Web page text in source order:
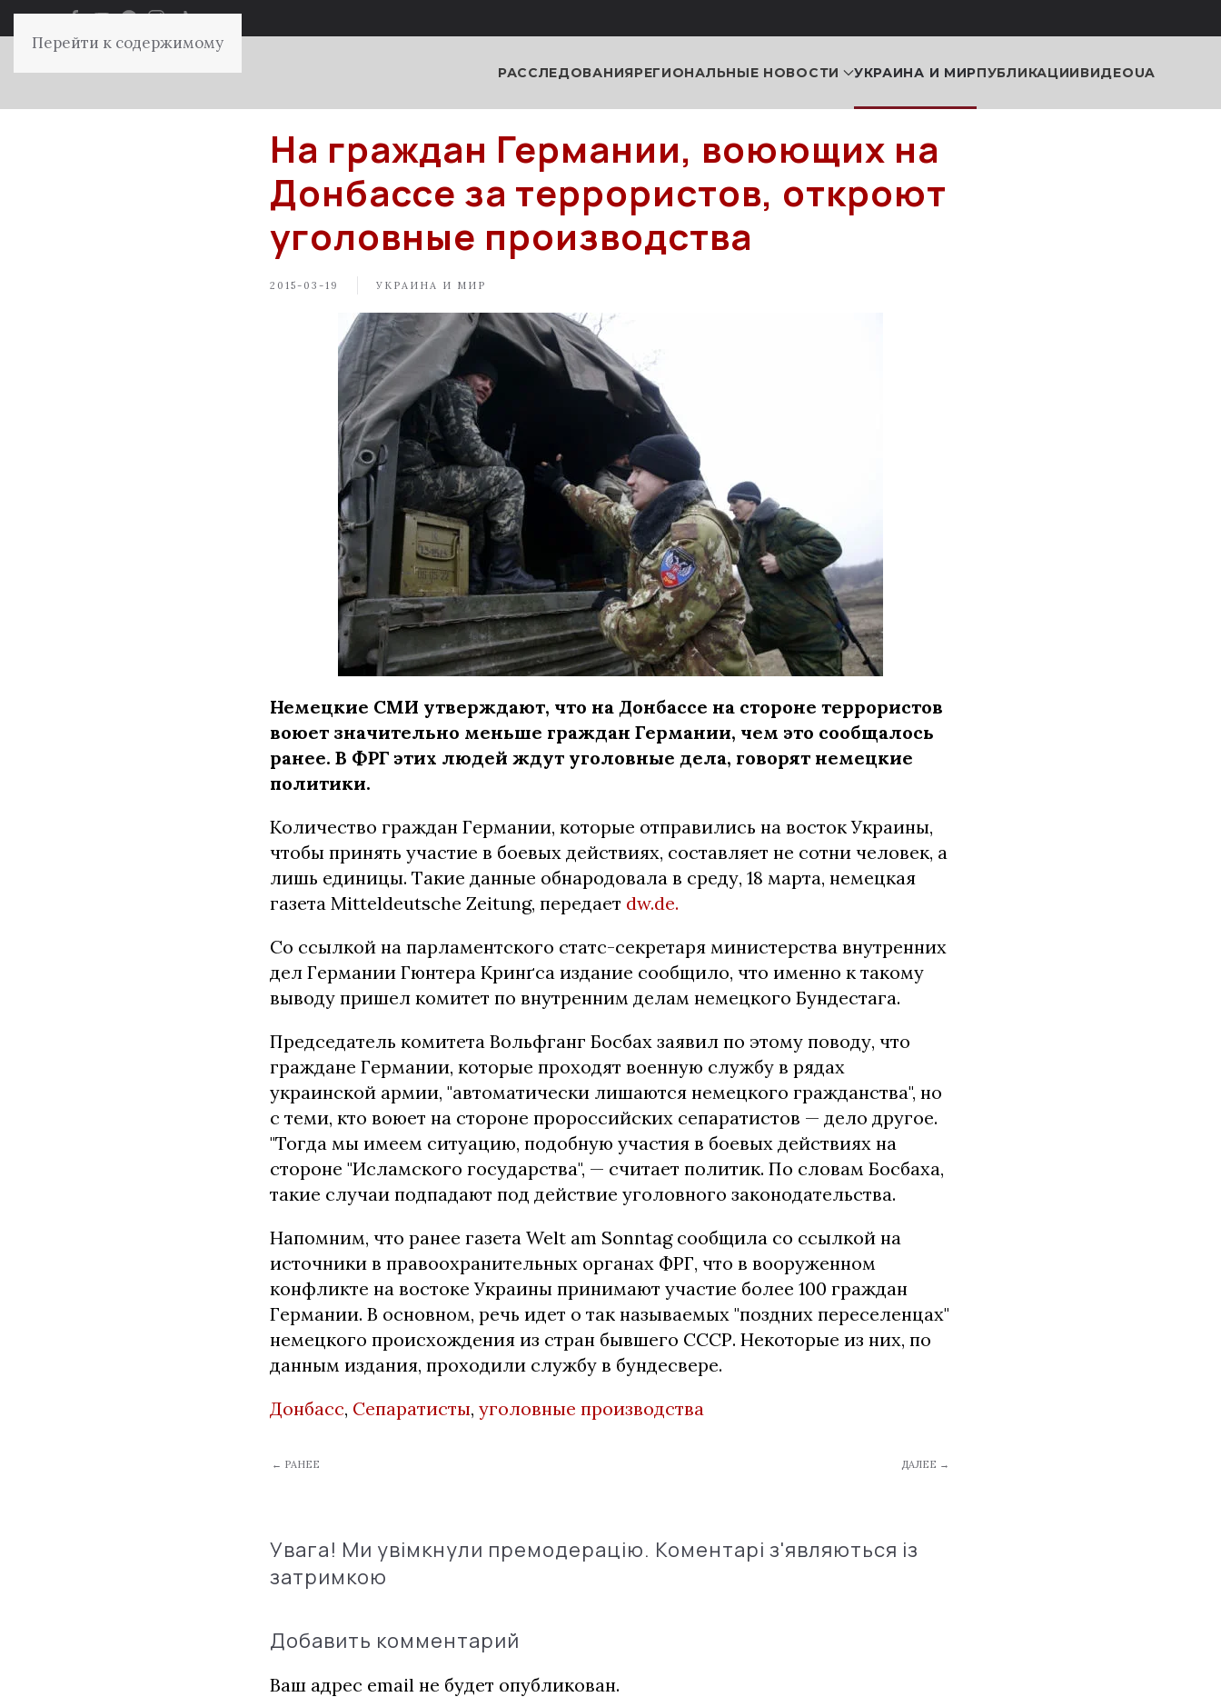
Перейти к содержимому
РАССЛЕДОВАНИЯРЕГИОНАЛЬНЫЕ НОВОСТИ УКРАИНА И МИРПУБЛИКАЦИИВИДЕОUA
На граждан Германии, воюющих на
Донбассе за террористов, откроют
уголовные производства
2015-03-19 УКРАИНА И МИР
Немецкие СМИ утверждают, что на Донбассе на стороне террористов
воюет значительно меньше граждан Германии, чем это сообщалось
ранее. В ФРГ этих людей ждут уголовные дела, говорят немецкие
политики.
Количество граждан Германии, которые отправились на восток Украины,
чтобы принять участие в боевых действиях, составляет не сотни человек, а
лишь единицы. Такие данные обнародовала в среду, 18 марта, немецкая
газета Mitteldeutsche Zeitung, передает dw.de.
Со ссылкой на парламентского статс-секретаря министерства внутренних
дел Германии Гюнтера Кринґса издание сообщило, что именно к такому
выводу пришел комитет по внутренним делам немецкого Бундестага.
Председатель комитета Вольфганг Босбах заявил по этому поводу, что
граждане Германии, которые проходят военную службу в рядах
украинской армии, "автоматически лишаются немецкого гражданства", но
с теми, кто воюет на стороне пророссийских сепаратистов — дело другое.
"Тогда мы имеем ситуацию, подобную участия в боевых действиях на
стороне "Исламского государства", — считает политик. По словам Босбаха,
такие случаи подпадают под действие уголовного законодательства.
Напомним, что ранее газета Welt am Sonntag сообщила со ссылкой на
источники в правоохранительных органах ФРГ, что в вооруженном
конфликте на востоке Украины принимают участие более 100 граждан
Германии. В основном, речь идет о так называемых "поздних переселенцах"
немецкого происхождения из стран бывшего СССР. Некоторые из них, по
данным издания, проходили службу в бундесвере.
Донбасс, Сепаратисты, уголовные производства
← РАНЕЕ ДАЛЕЕ →
Увага! Ми увімкнули премодерацію. Коментарі з'являються із
затримкою
Добавить комментарий
Ваш адрес email не будет опубликован.